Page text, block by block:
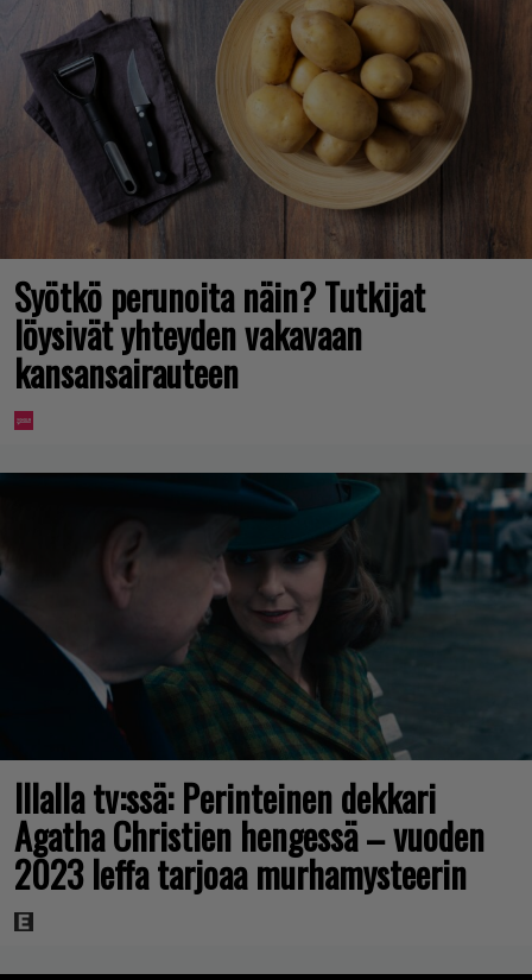
Syötkö perunoita näin? Tutkijat
löysivät yhteyden vakavaan
kansansairauteen
Illalla tv:ssä: Perinteinen dekkari
Agatha Christien hengessä – vuoden
2023 leffa tarjoaa murhamysteerin